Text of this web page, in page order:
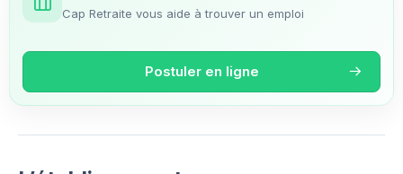
Cap Retraite vous aide à trouver un emploi
Postuler en ligne